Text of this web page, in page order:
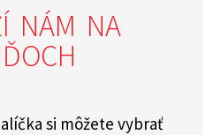
NÁM NA
si môžete vybrať